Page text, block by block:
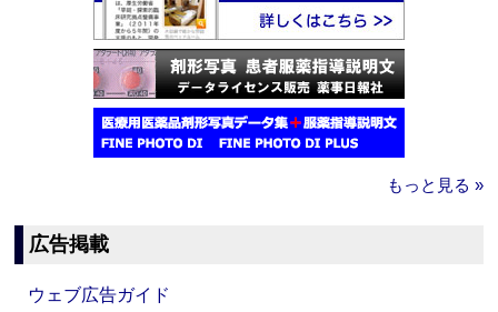
もっと見る »
広告掲載
ウェブ広告ガイド